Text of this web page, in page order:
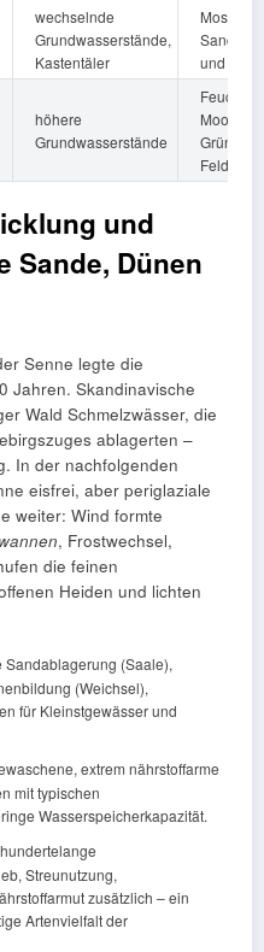
wechselnde
Grundwasserstände,
Kastentäler
Mosaik
und
höhere
Grundwasserstände
Moore,
Feldflur
und
Sande, Dünen
Senne legte die
Jahren. Skandinavische
Wald Schmelzwässer, die
ablagerten –
In der nachfolgenden
eisfrei, aber periglaziale
weiter: Wind formte
, Frostwechsel,
die feinen
Heiden und lichten
Sandablagerung (Saale),
(Weichsel),
für Kleinstgewässer und
extrem nährstoffarme
mit typischen
Wasserspeicherkapazität.
Streunutzung,
zusätzlich – ein
Artenvielfalt der